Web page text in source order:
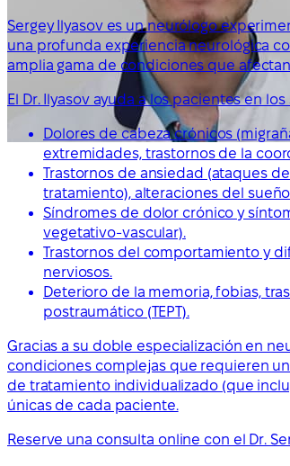
Sergey Ilyasov es un neurólogo
una profunda experiencia neurológica
amplia gama de condiciones que
El Dr. Ilyasov ayuda a los pacientes en
Dolores de cabeza crónicos
extremidades, trastornos de la
Trastornos de ansiedad (ataques
tratamiento), alteraciones del
Síndromes de dolor crónico y
vegetativo-vascular).
Trastornos del comportamiento y
nerviosos.
Deterioro de la memoria, fobias,
postraumático (TEPT).
Gracias a su doble especialización en
condiciones complejas que requieren
de tratamiento individualizado (que
únicas de cada paciente.
Reserve una consulta online con el Dr.